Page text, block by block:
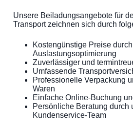
Unsere Beiladungsangebote für
Transport zeichnen sich durch
Kostengünstige Preise durch
Auslastungsoptimierung
Zuverlässiger und
Umfassende
Professionelle Verpackung
Waren
Einfache Online-Buchung
Persönliche Beratung durch
Kundenservice-Team